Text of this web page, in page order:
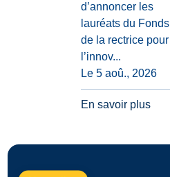
d’annoncer les
lauréats du Fonds
de la rectrice pour
l’innov...
Le 5 aoû., 2026
En savoir plus